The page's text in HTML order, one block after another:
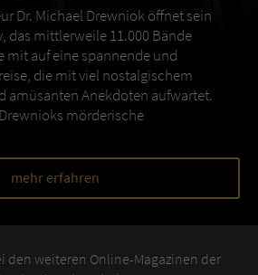
Dr. Michael Drewniok öffnet sein
das mittlerweile 11.000 Bände
mit auf eine spannende und
die mit viel nostalgischem
amüsanten Anekdoten aufwartet.
mörderische
mehr erfahren
den weiteren Online-Magazinen der